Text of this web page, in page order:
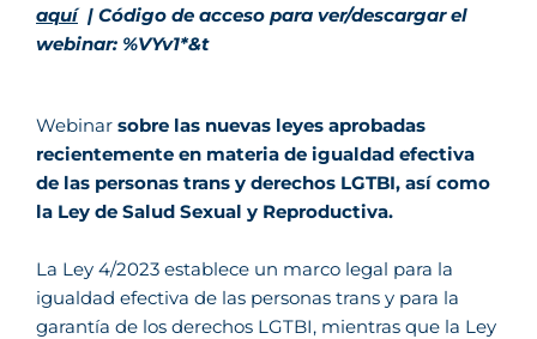
aquí| Código de acceso para ver/descargar el
webinar: %VYv1*&t
Webinar sobre las nuevas leyes aprobadas
recientemente en materia de igualdad efectiva
de las personas trans y derechos LGTBI, así como
la Ley de Salud Sexual y Reproductiva.
La Ley 4/2023 establece un marco legal para la
igualdad efectiva de las personas trans y para la
garantía de los derechos LGTBI, mientras que la Ley